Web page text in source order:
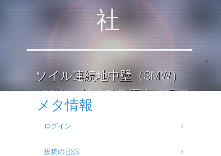
社
ソイル連続地中壁（SMW）
（ECW） 地中改良工事（深層
混合処理工法） ロックソイル
メタ情報
ログイン
投稿の RSS